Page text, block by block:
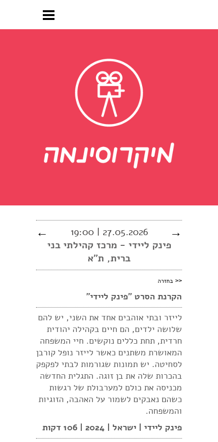
27.05.2026 | 19:00
פינק ליידי - מרכז קהילתי בני
ברית, ת״א
← →
<< בחזרה
הקרנת הסרט ״פינק ליידי״
לייזר ובתי אוהבים אחד את השני, יש להם
שלושה ילדים, הם חיים בקהילה יהודית
חרדית, תחת כללים נוקשים. חיי המשפחה
המאושרת משתנים כאשר לייזר נופל קורבן
לסחיטה. יש תמונות שגורמות לבתי לפקפק
בהכרות שלה את בן זוגה. התגלית החדשה
מכניסה את כולם למערבולת של רגשות
כשהם נאבקים לשמור על האהבה, הזוגיות
והמשפחה.
פינק ליידי | ישראל | 2024 | 106 דקות